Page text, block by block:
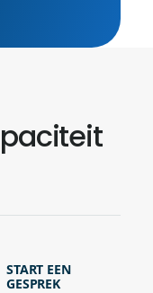
START EEN
GESPREK